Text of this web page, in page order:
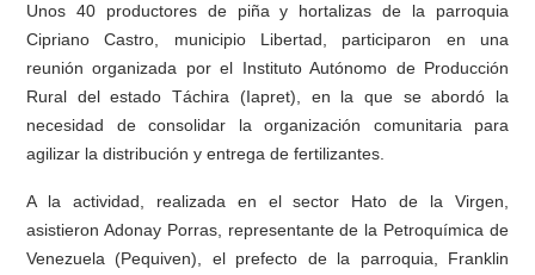
Unos 40 productores de piña y hortalizas de la parroquia
Cipriano Castro, municipio Libertad, participaron en una
reunión organizada por el Instituto Autónomo de Producción
Rural del estado Táchira (Iapret), en la que se abordó la
necesidad de consolidar la organización comunitaria para
agilizar la distribución y entrega de fertilizantes.
A la actividad, realizada en el sector Hato de la Virgen,
asistieron Adonay Porras, representante de la Petroquímica de
Venezuela (Pequiven), el prefecto de la parroquia, Franklin